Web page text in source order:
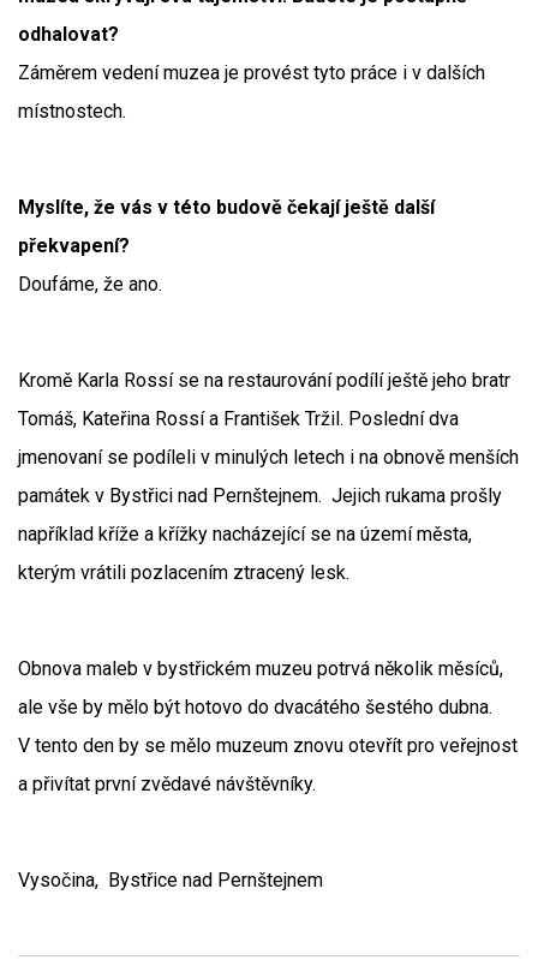
odhalovat?
Záměrem vedení muzea je provést tyto práce i v dalších
místnostech.
Myslíte, že vás v této budově čekají ještě další
překvapení?
Doufáme, že ano.
Kromě Karla Rossí se na restaurování podílí ještě jeho bratr
Tomáš, Kateřina Rossí a František Tržil. Poslední dva
jmenovaní se podíleli v minulých letech i na obnově menších
památek v Bystřici nad Pernštejnem. Jejich rukama prošly
například kříže a křížky nacházející se na území města,
kterým vrátili pozlacením ztracený lesk.
Obnova maleb v bystřickém muzeu potrvá několik měsíců,
ale vše by mělo být hotovo do dvacátého šestého dubna.
V tento den by se mělo muzeum znovu otevřít pro veřejnost
a přivítat první zvědavé návštěvníky.
Vysočina, Bystřice nad Pernštejnem